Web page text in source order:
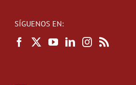
SÍGUENOS EN: